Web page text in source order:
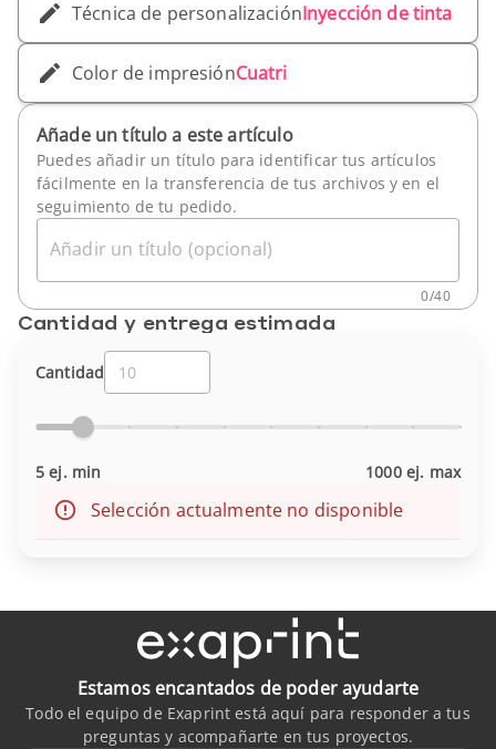
Técnica de personalizaciónInyección de tinta
Color de impresiónCuatri
Añade un título a este artículo
Puedes añadir un título para identificar tus artículos
fácilmente en la transferencia de tus archivos y en el
seguimiento de tu pedido.
Añadir un título (opcional)
0/40
Cantidad y entrega estimada
Cantidad
5 ej. min 1000 ej. max
Selección actualmente no disponible
Estamos encantados de poder ayudarte
Todo el equipo de Exaprint está aquí para responder a tus
preguntas y acompañarte en tus proyectos.